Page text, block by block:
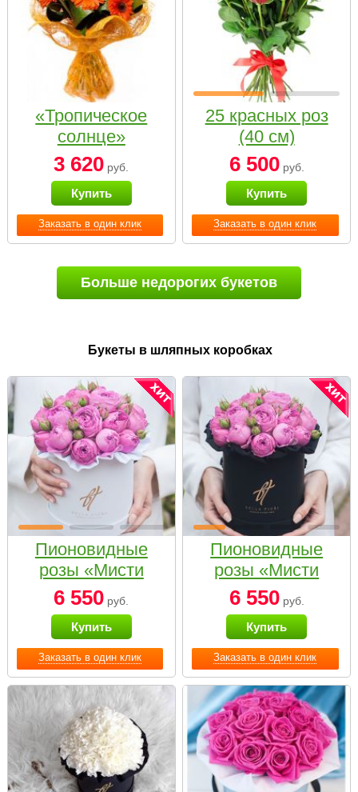
Заказать в один клик
«Тропическое
солнце»
3 620 руб.
Купить
Заказать в один клик
25 красных роз
(40 см)
6 500руб.
Купить
Больше недорогих букетов
Букеты в шляпных коробках
Заказать в один клик
Пионовидные
розы «Мисти
бабблс» в белой
коробке Small
6 550 руб.
Купить
Заказать в один клик
Пионовидные
розы «Мисти
бабблс» в
черной коробке
Small
6 550руб.
Купить